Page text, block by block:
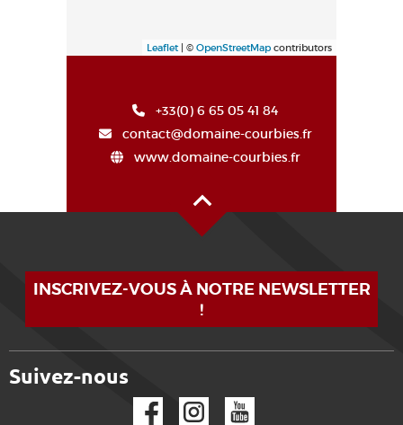
Leaflet| © OpenStreetMap contributors
+33(0) 6 65 05 41 84
contact@domaine-courbies.fr
www.domaine-courbies.fr
INSCRIVEZ-VOUS À NOTRE NEWSLETTER
!
Suivez-nous